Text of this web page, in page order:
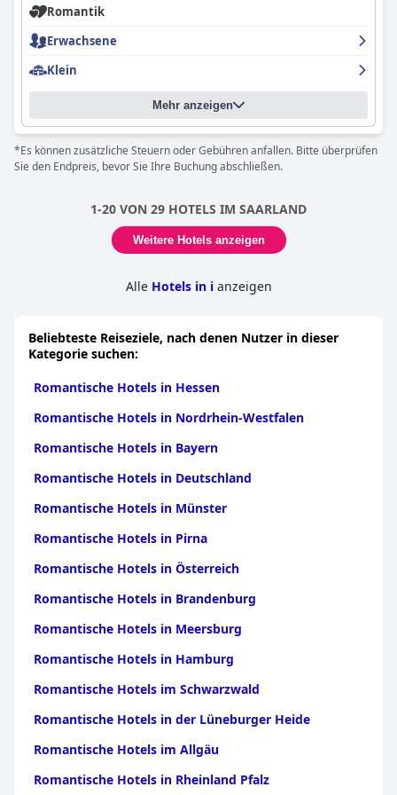
Romantik
Erwachsene
Klein
Mehr anzeigen
*Es können zusätzliche Steuern oder Gebühren anfallen. Bitte überprüfen
Sie den Endpreis, bevor Sie Ihre Buchung abschließen.
1-20 VON 29 HOTELS IM SAARLAND
Weitere Hotels anzeigen
Alle Hotels in ianzeigen
Beliebteste Reiseziele, nach denen Nutzer in dieser
Kategorie suchen:
Romantische Hotels in Hessen
Romantische Hotels in Nordrhein-Westfalen
Romantische Hotels in Bayern
Romantische Hotels in Deutschland
Romantische Hotels in Münster
Romantische Hotels in Pirna
Romantische Hotels in Österreich
Romantische Hotels in Brandenburg
Romantische Hotels in Meersburg
Romantische Hotels in Hamburg
Romantische Hotels im Schwarzwald
Romantische Hotels in der Lüneburger Heide
Romantische Hotels im Allgäu
Romantische Hotels in Rheinland Pfalz